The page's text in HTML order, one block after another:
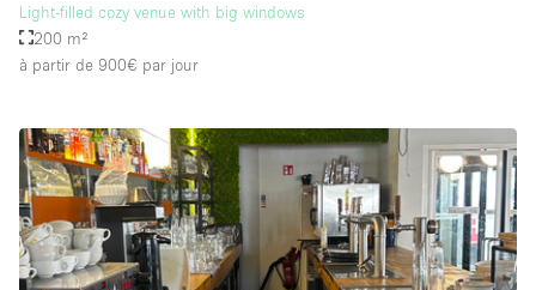
Light-filled cozy venue with big windows
200 m²
à partir de 900€ par jour